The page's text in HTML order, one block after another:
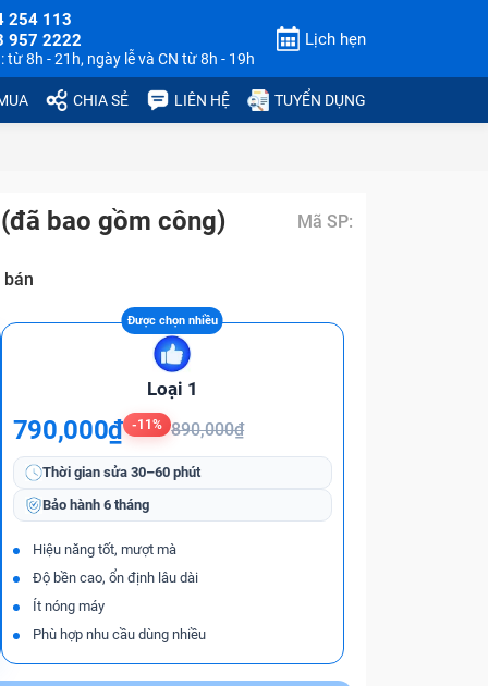
254 113
957 2222
từ 8h - 21h, ngày lễ và CN từ 8h - 19h
Lịch hẹn
CHIA SẺ LIÊN HỆ TUYỂN DỤNG
bao gồm công) Mã SP:
Loại 1
790,000₫ -11% 890,000₫
Thời gian sửa 30–60 phút
Bảo hành 6 tháng
Hiệu năng tốt, mượt mà
Độ bền cao, ổn định lâu dài
Ít nóng máy
Phù hợp nhu cầu dùng nhiều